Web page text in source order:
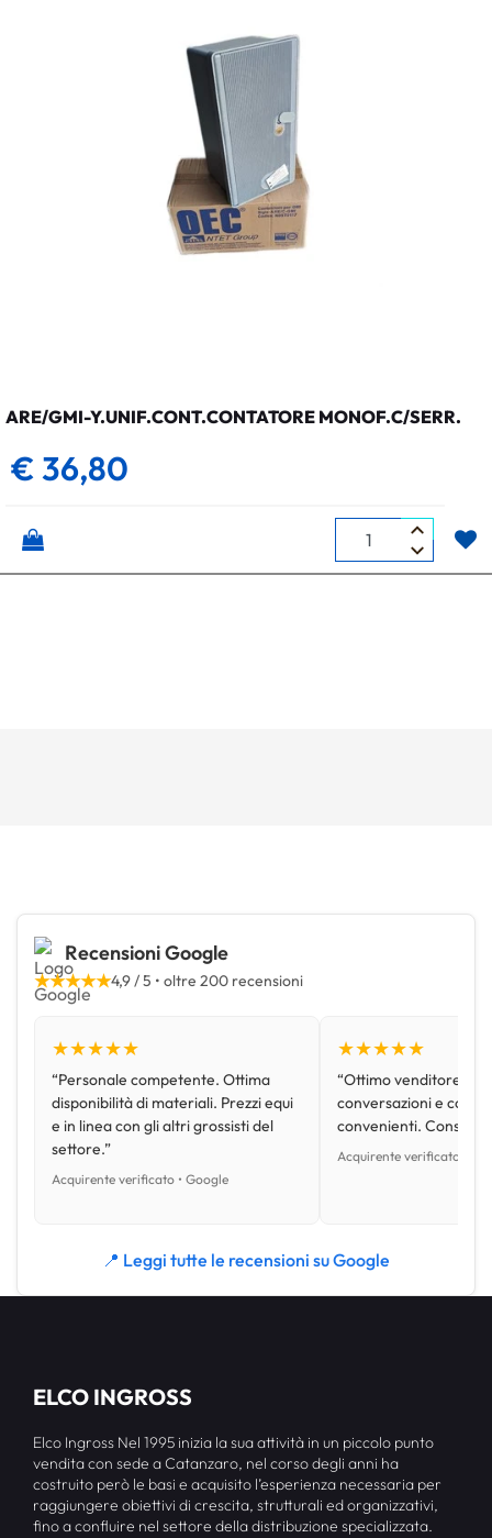
ARE/GMI-Y.UNIF.CONT.CONTATORE MONOF.C/SERR.
€ 36,80
Quantità
Recensioni Google
★★★★★4,9 / 5 • oltre 200 recensioni
★★★★★
“Personale competente. Ottima
disponibilità di materiali. Prezzi equi
e in linea con gli altri grossisti del
settore.”
Acquirente verificato • Google
★★★★★
“Ottimo venditore,
conversazioni e con
convenienti.
Acquirente verificato •
📍 Leggi tutte le recensioni su Google
ELCO INGROSS
Elco Ingross Nel 1995 inizia la sua attività in un piccolo punto
vendita con sede a Catanzaro, nel corso degli anni ha
costruito però le basi e acquisito l’esperienza necessaria per
raggiungere obiettivi di crescita, strutturali ed organizzativi,
fino a confluire nel settore della distribuzione specializzata.